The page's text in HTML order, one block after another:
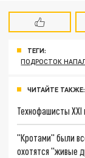
ТЕГИ:
ПОДРОСТОК
ЧИТАЙТЕ ТАКЖЕ:
Технофашисты XXI
"Кротами" были
охотятся "живые